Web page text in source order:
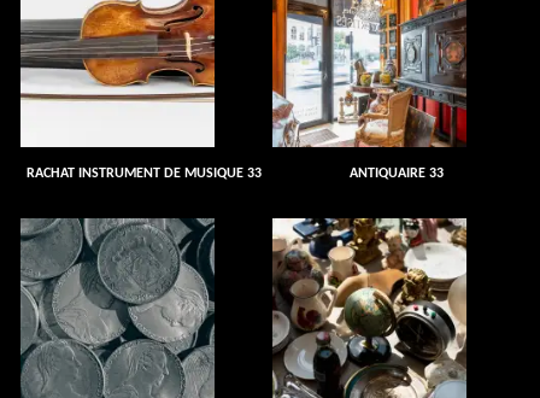
RACHAT INSTRUMENT DE MUSIQUE 33 ANTIQUAIRE 33